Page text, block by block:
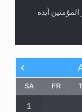
أيده
FR
SA
1